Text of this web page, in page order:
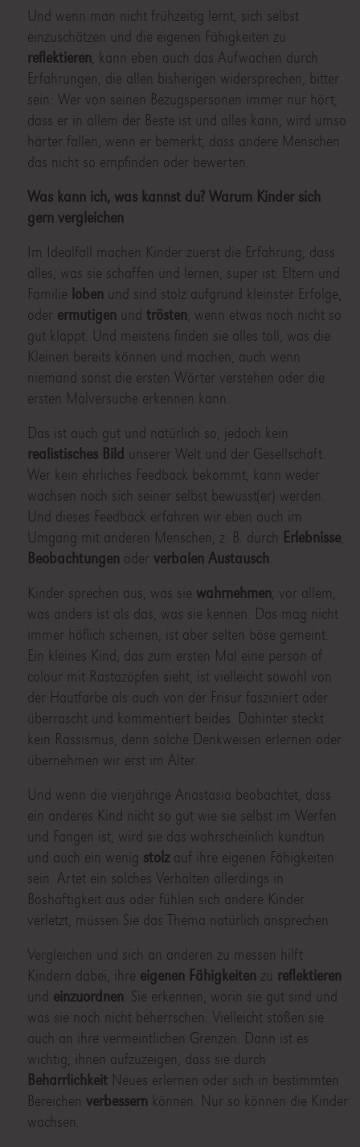
Und wenn man nicht frühzeitig lernt, sich selbst
einzuschätzen und die eigenen Fähigkeiten zu
reflektieren , kann eben auch das Aufwachen durch
Erfahrungen, die allen bisherigen widersprechen, bitter
sein: Wer von seinen Bezugspersonen immer nur hört,
dass er in allem der Beste ist und alles kann, wird umso
härter fallen, wenn er bemerkt, dass andere Menschen
das nicht so empfinden oder bewerten.
Was kann ich, was kannst du? Warum Kinder sich
gern vergleichen
Im Idealfall machen Kinder zuerst die Erfahrung, dass
alles, was sie schaffen und lernen, super ist: Eltern und
Familie loben und sind stolz aufgrund kleinster Erfolge,
oder ermutigen und trösten , wenn etwas noch nicht so
gut klappt. Und meistens finden sie alles toll, was die
Kleinen bereits können und machen, auch wenn
niemand sonst die ersten Wörter verstehen oder die
ersten Malversuche erkennen kann.
Das ist auch gut und natürlich so, jedoch kein
realistisches Bild unserer Welt und der Gesellschaft.
Wer kein ehrliches Feedback bekommt, kann weder
wachsen noch sich seiner selbst bewusst(er) werden.
Und dieses Feedback erfahren wir eben auch im
Umgang mit anderen Menschen, z. B. durch Erlebnisse,
Beobachtungen oder verbalen Austausch
Kinder sprechen aus, was sie wahrnehmen; vor allem,
was anders ist als das, was sie kennen. Das mag nicht
immer höflich scheinen, ist aber selten böse gemeint.
Ein kleines Kind, das zum ersten Mal eine person of
colour mit Rastazöpfen sieht, ist vielleicht sowohl von
der Hautfarbe als auch von der Frisur fasziniert oder
überrascht und kommentiert beides. Dahinter steckt
kein Rassismus, denn solche Denkweisen erlernen oder
übernehmen wir erst im Alter.
Und wenn die vierjährige Anastasia beobachtet, dass
ein anderes Kind nicht so gut wie sie selbst im Werfen
und Fangen ist, wird sie das wahrscheinlich kundtun
und auch ein wenig stolzauf ihre eigenen Fähigkeiten
sein. Artet ein solches Verhalten allerdings in
Boshaftigkeit aus oder fühlen sich andere Kinder
verletzt, müssen Sie das Thema natürlich ansprechen.
Vergleichen und sich an anderen zu messen hilft
Kindern dabei, ihre eigenen Fähigkeiten zu reflektieren
und einzuordnen . Sie erkennen, worin sie gut sind und
was sie noch nicht beherrschen. Vielleicht stoßen sie
auch an ihre vermeintlichen Grenzen. Dann ist es
wichtig, ihnen aufzuzeigen, dass sie durch
BeharrlichkeitNeues erlernen oder sich in bestimmten
Bereichen verbessern können. Nur so können die Kinder
wachsen.